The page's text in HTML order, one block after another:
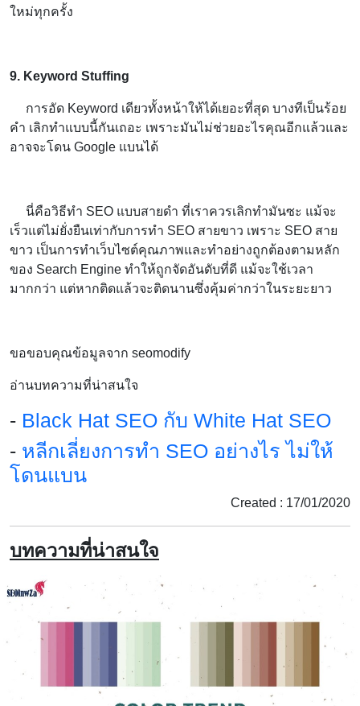
ใหม่ทุกครั้ง
9. Keyword Stuffing
การอัด Keyword เดียวทั้งหน้าให้ได้เยอะที่สุด บางทีเป็นร้อย
คำ เลิกทำแบบนี้กันเถอะ เพราะมันไม่ช่วยอะไรคุณอีกแล้วและ
อาจจะโดน Google แบนได้
นี่คือวิธีทำ SEO แบบสายดำ ที่เราควรเลิกทำมันซะ แม้จะ
เร็วแต่ไม่ยั่งยืนเท่ากับการทำ SEO สายขาว เพราะ SEO สาย
ขาว เป็นการทำเว็บไซต์คุณภาพและทำอย่างถูกต้องตามหลัก
ของ Search Engine ทำให้ถูกจัดอันดับที่ดี แม้จะใช้เวลา
มากกว่า แต่หากติดแล้วจะติดนานซึ่งคุ้มค่ากว่าในระยะยาว
ขอขอบคุณข้อมูลจาก seomodify
อ่านบทความที่น่าสนใจ
- Black Hat SEO กับ White Hat SEO
- หลีกเลี่ยงการทำ SEO อย่างไร ไม่ให้
โดนแบน
Created : 17/01/2020
บทความที่น่าสนใจ